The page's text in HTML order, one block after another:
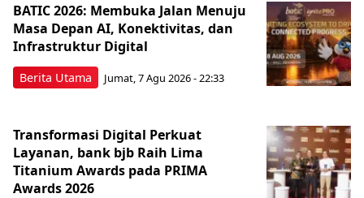
Berita Utama
BATIC 2026: Membuka Jalan Menuju
Masa Depan AI, Konektivitas, dan
Infrastruktur Digital
Jumat, 7 Agu 2026 - 22:33
Transformasi Digital Perkuat
Layanan, bank bjb Raih Lima
Titanium Awards pada PRIMA
Awards 2026